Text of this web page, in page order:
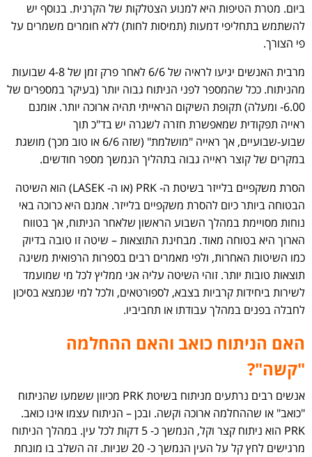
ביום. מטרת הטיפות היא למנוע הצטלקות של הקרנית. בנוסף יש
להשתמש בתחליפי דמעות (תמיסות לחות) ללא חומרים משמרים על
פי הצורך.
מרבית האנשים יגיעו לראיה של 6/6 לאחר פרק זמן של 4-8 שבועות
מהניתוח. ככל שהמספר לפני הניתוח גבוה יותר (בעיקר במספרים של
6.00- ומעלה) תקופת השיקום הראייתי תהיה ארוכה יותר. אומנם
ראייה תפקודית שמאפשרת חזרה לשגרה יש בד"כ תוך
שבוע-שבועיים, אך ראייה "מושלמת" (שזה 6/6 או טוב מכך) מושגת
במקרים של קוצר ראייה גבוה בתהליך הנמשך מספר חודשים.
הסרת משקפיים בלייזר בשיטת ה- PRK (או ה- LASEK) הוא השיטה
הבטוחה ביותר כיום להסרת משקפיים בלייזר. אמנם היא כרוכה באי
נוחות מסויימת במהלך השבוע הראשון שלאחר הניתוח, אך בטווח
הארוך היא בטוחה מאוד. מבחינת התוצאות – שיטה זו טובה בדיוק
כמו השיטות האחרות, ולפי מאמרים רבים בספרות הרפואית משיגה
תוצאות טובות יותר. זוהי השיטה עליה אני ממליץ לכל מי שמועמד
לשירות ביחידות קרביות בצבא, לספורטאים, ולכל למי שנמצא בסיכון
לחבלה בפנים במהלך עבודתו או תחביביו.
האם הניתוח כואב והאם ההחלמה
"קשה"?
אנשים רבים נרתעים מניתוח בשיטת PRK מכיוון ששמעו שהניתוח
"כואב" או שההחלמה ארוכה וקשה. ובכן – הניתוח עצמו אינו כואב.
PRK הוא ניתוח קצר וקל, הנמשך כ- 5 דקות לכל עין. במהלך הניתוח
מרגישים לחץ קל על העין הנמשך כ- 20 שניות. זה השלב בו מונחת